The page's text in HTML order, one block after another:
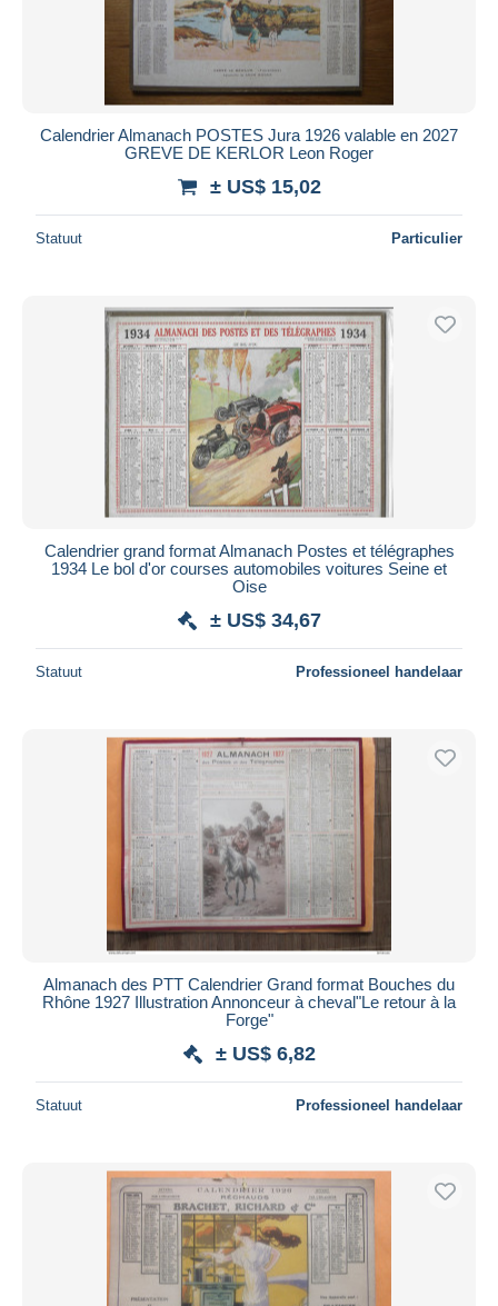
Calendrier Almanach POSTES Jura 1926 valable en 2027
GREVE DE KERLOR Leon Roger
± US$ 15,02
Statuut Particulier
Calendrier grand format Almanach Postes et télégraphes
1934 Le bol d'or courses automobiles voitures Seine et
Oise
± US$ 34,67
Statuut Professioneel handelaar
Almanach des PTT Calendrier Grand format Bouches du
Rhône 1927 Illustration Annonceur à cheval"Le retour à la
Forge"
± US$ 6,82
Statuut Professioneel handelaar